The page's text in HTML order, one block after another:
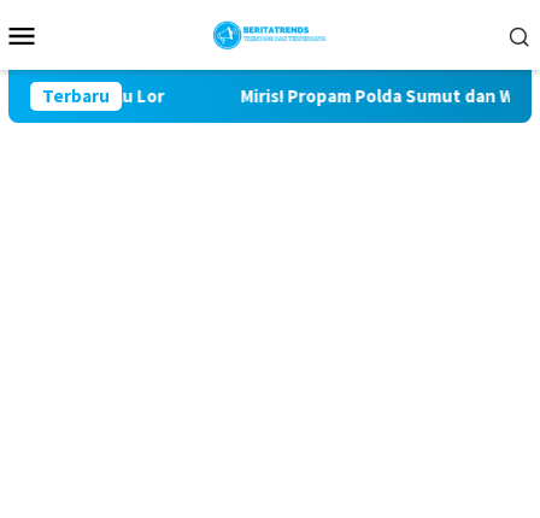
ke
Mobile
Terbaru
Bulu Lor Miris! Propam Polda Sumut dan Wasidik